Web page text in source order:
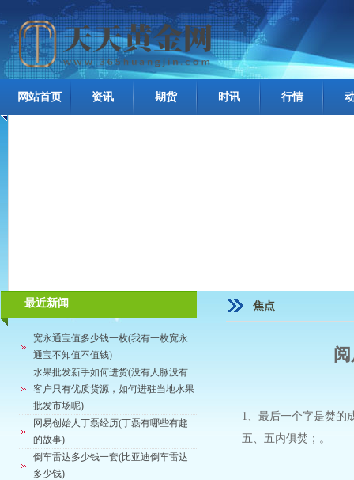
网站首页 资讯 期货 时讯 行情
最近新闻
宽永通宝值多少钱一枚(我有一枚宽永
通宝不知值不值钱)
水果批发新手如何进货(没有人脉没有
客户只有优质货源，如何进驻当地水果
批发市场呢)
网易创始人丁磊经历(丁磊有哪些有趣
的故事)
倒车雷达多少钱一套(比亚迪倒车雷达
多少钱)
焦点
1、最后一个字是焚的
五、五内俱焚；。